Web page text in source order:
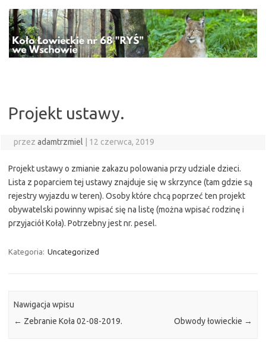
treści
Projekt ustawy.
przez adamtrzmiel 12 czerwca, 2019
Projekt ustawy o zmianie zakazu polowania przy udziale dzieci.
Lista z poparciem tej ustawy znajduje się w skrzynce (tam gdzie są
rejestry wyjazdu w teren). Osoby które chcą poprzeć ten projekt
obywatelski powinny wpisać się na listę (można wpisać rodzinę i
przyjaciół Koła). Potrzebny jest nr. pesel.
Kategoria: Uncategorized
Nawigacja wpisu
← Zebranie Koła 02-08-2019. Obwody łowieckie →